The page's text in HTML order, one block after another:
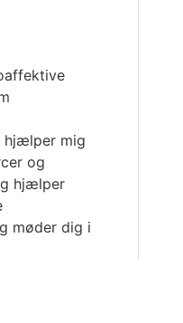
hjælper mig
og
hjælper
møder dig i